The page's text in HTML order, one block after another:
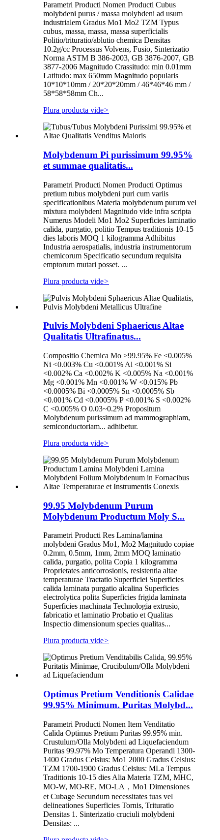
Parametri Producti Nomen Producti Cubus
molybdeni purus / massa molybdeni ad usum
industrialem Gradus Mo1 Mo2 TZM Typus
cubus, massa, massa, massa superficialis
Politio/trituratio/ablutio chemica Densitas
10.2g/cc Processus Volvens, Fusio, Sinterizatio
Norma ASTM B 386-2003, GB 3876-2007, GB
3877-2006 Magnitudo Crassitudo: min 0.01mm
Latitudo: max 650mm Magnitudo popularis
10*10*10mm / 20*20*20mm / 46*46*46 mm /
58*58*58mm Ch...
Plura producta vide>
Molybdenum Pi purissimum 99.95%
et summae qualitatis...
Parametri Producti Nomen Producti Optimus
pretium tubus molybdeni puri cum variis
specificationibus Materia molybdenum purum vel
mixtura molybdeni Magnitudo vide infra scripta
Numerus Modeli Mo1 Mo2 Superficies laminatio
calida, purgatio, politio Tempus traditionis 10-15
dies laboris MOQ 1 kilogramma Adhibitus
Industria aerospatialis, industria instrumentorum
chemicorum Specificatio secundum requisita
emptorum mutari posset. ...
Plura producta vide>
Pulvis Molybdeni Sphaericus Altae
Qualitatis Ultrafinatus...
Compositio Chemica Mo ≥99.95% Fe <0.005%
Ni <0.003% Cu <0.001% Al <0.001% Si
<0.002% Ca <0.002% K <0.005% Na <0.001%
Mg <0.001% Mn <0.001% W <0.015% Pb
<0.0005% Bi <0.0005% Sn <0.0005% Sb
<0.001% Cd <0.0005% P <0.001% S <0.002%
C <0.005% O 0.03~0.2% Propositum
Molybdenum purissimum ad mammographiam,
semiconductoriam... adhibetur.
Plura producta vide>
99.95 Molybdenum Purum
Molybdenum Productum Moly S...
Parametri Producti Res Lamina/lamina
molybdeni Gradus Mo1, Mo2 Magnitudo copiae
0.2mm, 0.5mm, 1mm, 2mm MOQ laminatio
calida, purgatio, polita Copia 1 kilogramma
Proprietates anticorrosionis, resistentia altae
temperaturae Tractatio Superficiei Superficies
calida laminata purgatio alcalina Superficies
electrolytica polita Superficies frigida laminata
Superficies machinata Technologia extrusio,
fabricatio et laminatio Probatio et Qualitas
Inspectio dimensionum species qualitas...
Plura producta vide>
Optimus Pretium Venditionis Calidae
99.95% Minimum. Puritas Molybd...
Parametri Producti Nomen Item Venditatio
Calida Optimus Pretium Puritas 99.95% min.
Crustulum/Olla Molybdeni ad Liquefaciendum
Puritas 99.97% Mo Temperatura Operandi 1300-
1400 Gradus Celsius: Mo1 2000 Gradus Celsius:
TZM 1700-1900 Gradus Celsius: MLa Tempus
Traditionis 10-15 dies Alia Materia TZM, MHC,
MO-W, MO-RE, MO-LA，Mo1 Dimensiones
et Cubage Secundum necessitates tuas vel
delineationes Superficies Tornis, Trituratio
Densitas 1. Sinterizatio cruciuli molybdeni
Densitas: ...